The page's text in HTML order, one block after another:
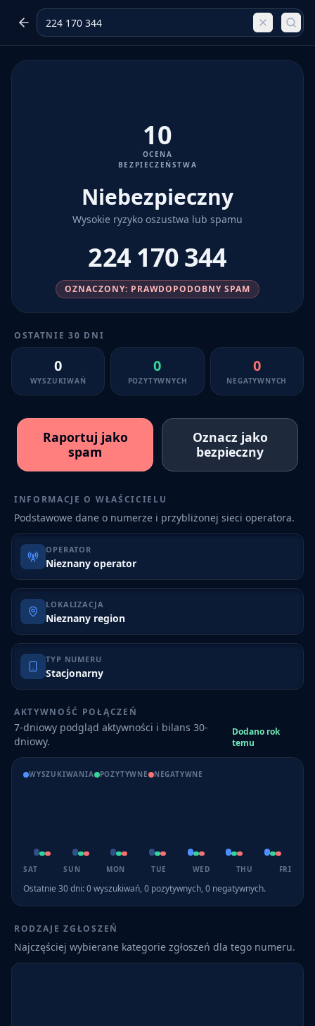
10
OCENA
BEZPIECZEŃSTWA
Niebezpieczny
Wysokie ryzyko oszustwa lub spamu
224 170 344
OZNACZONY: PRAWDOPODOBNY SPAM
OSTATNIE 30 DNI
0
WYSZUKIWAŃ
0
POZYTYWNYCH
0
NEGATYWNYCH
Raportuj jako
spam
Oznacz jako
bezpieczny
INFORMACJE O WŁAŚCICIELU
Podstawowe dane o numerze i przybliżonej sieci operatora.
OPERATOR
Nieznany operator
LOKALIZACJA
Nieznany region
TYP NUMERU
Stacjonarny
AKTYWNOŚĆ POŁĄCZEŃ
7-dniowy podgląd aktywności i bilans 30-
dniowy.
Dodano rok
temu
WYSZUKIWANIA POZYTYWNE NEGATYWNE
SAT SUN MON TUE WED THU FRI
Ostatnie 30 dni:0wyszukiwań,0 pozytywnych,0 negatywnych.
RODZAJE ZGŁOSZEŃ
Najczęściej wybierane kategorie zgłoszeń dla tego numeru.